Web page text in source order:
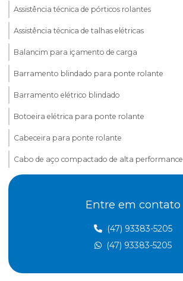
Assistência técnica de pórticos rolantes
Assistência técnica de talhas elétricas
Balancim para içamento de carga
Barramento blindado para ponte rolante
Barramento elétrico blindado
Botoeira elétrica para ponte rolante
Cabeceira para ponte rolante
Cabo de aço compactado de alta performance
Cabo de aço para elevadores
Cabo de aço para içamento de carga
Cabo de aço para movimentação de carga
Entre em contato
(47) 93383-5205
(47) 93383-5205